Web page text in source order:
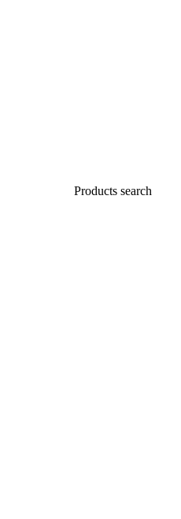
Products search